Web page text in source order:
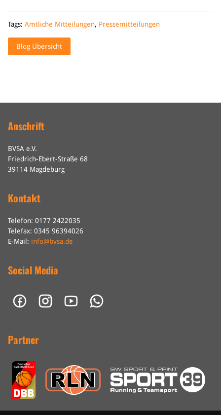
Tags: Amtliche Mitteilungen, Pressemitteilungen
Blog Übersicht
Anschrift
BVSA e.V.
Friedrich-Ebert-Straße 68
39114 Magdeburg
Kontakt
Telefon: 0177 2422035
Telefax: 0345 96394026
E-Mail: info@bvsa.de
Social Media
Partner